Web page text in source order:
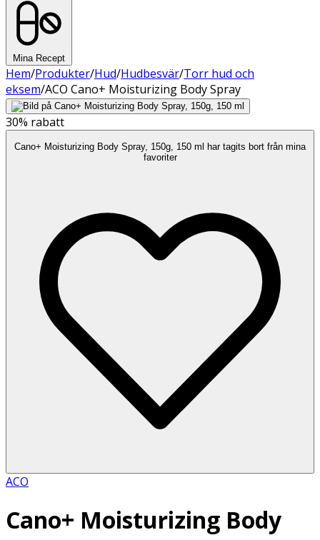
Mina Recept
Hem/Produkter/Hud/Hudbesvär/Torr hud och
eksem/ACO Cano+ Moisturizing Body Spray
30% rabatt
Cano+ Moisturizing Body Spray, 150g, 150 ml har tagits bort från mina
favoriter
ACO
Cano+ Moisturizing Body